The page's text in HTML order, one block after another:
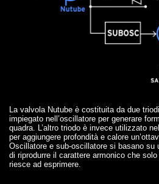
La valvola Nutube è costituita da due
impiegato nell’oscillatore per generare
quadra. L’altro triodo è invece utilizzato
per aggiungere profondità e calore
Oscillatore e sub-oscillatore si basano su
di riprodurre il carattere armonico che
riesce ad esprimere.